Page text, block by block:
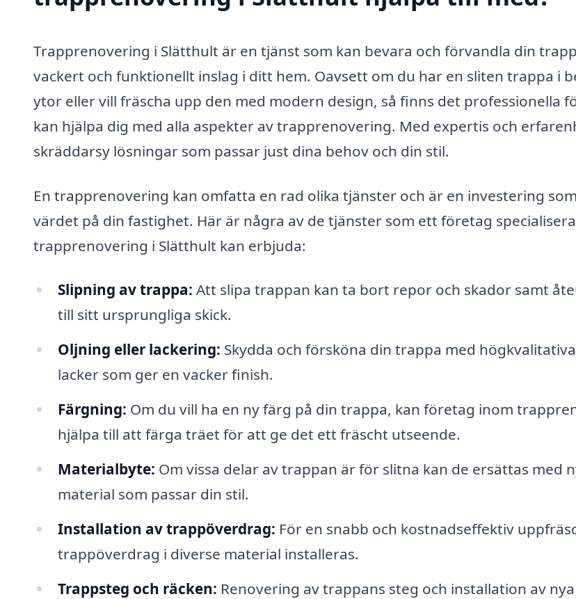
Trapprenovering i Slätthult är en tjänst som kan bevara och förvandla din
vackert och funktionellt inslag i ditt hem. Oavsett om du har en sliten trappa i
ytor eller vill fräscha upp den med modern design, så finns det professionella
kan hjälpa dig med alla aspekter av trapprenovering. Med expertis och
skräddarsy lösningar som passar just dina behov och din stil.
En trapprenovering kan omfatta en rad olika tjänster och är en investering
värdet på din fastighet. Här är några av de tjänster som ett företag
trapprenovering i Slätthult kan erbjuda:
Slipning av trappa: Att slipa trappan kan ta bort repor och skador samt
till sitt ursprungliga skick.
Oljning eller lackering: Skydda och försköna din trappa med
lacker som ger en vacker finish.
Färgning: Om du vill ha en ny färg på din trappa, kan företag inom
hjälpa till att färga träet för att ge det ett fräscht utseende.
Materialbyte: Om vissa delar av trappan är för slitna kan de ersättas med
material som passar din stil.
Installation av trappöverdrag: För en snabb och kostnadseffektiv
trappöverdrag i diverse material installeras.
Trappsteg och räcken: Renovering av trappans steg och installation av